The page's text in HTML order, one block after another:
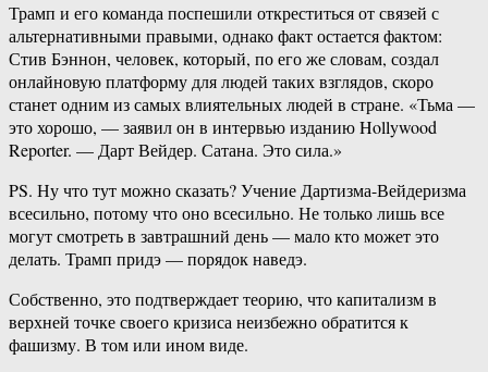
Трамп и его команда поспешили откреститься от связей с
альтернативными правыми, однако факт остается фактом:
Стив Бэннон, человек, который, по его же словам, создал
онлайновую платформу для людей таких взглядов, скоро
станет одним из самых влиятельных людей в стране. «Тьма —
это хорошо, — заявил он в интервью изданию Hollywood
Reporter. — Дарт Вейдер. Сатана. Это сила.»
PS. Ну что тут можно сказать? Учение Дартизма-Вейдеризма
всесильно, потому что оно всесильно. Не только лишь все
могут смотреть в завтрашний день — мало кто может это
делать. Трамп придэ — порядок наведэ.
Собственно, это подтверждает теорию, что капитализм в
верхней точке своего кризиса неизбежно обратится к
фашизму. В том или ином виде.